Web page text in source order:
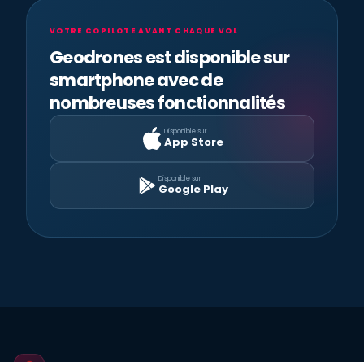
VOTRE COPILOTE AVANT CHAQUE VOL
Geodrones est disponible sur
smartphone avec de
nombreuses fonctionnalités
Disponible sur
App Store
Disponible sur
Google Play